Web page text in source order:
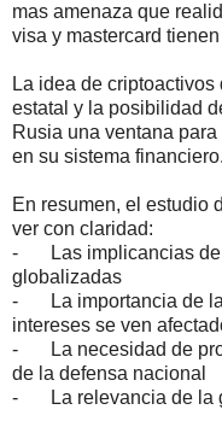
mas amenaza que
visa y mastercard
La idea de criptoactivos
estatal y la posibilidad
Rusia una ventana
en su sistema financiero.
En resumen, el estudio
ver con claridad:
-
Las implicancias
globalizadas
-
La importancia de
intereses se ven
-
La necesidad de
de la defensa nacional
-
La relevancia de la